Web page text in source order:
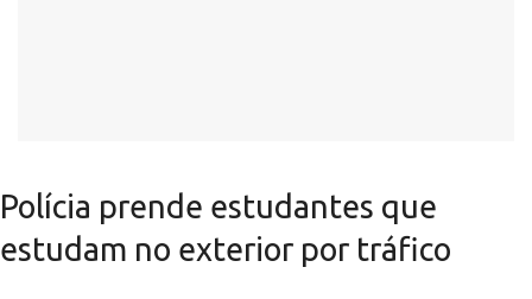
Polícia prende estudantes que
estudam no exterior por tráfico